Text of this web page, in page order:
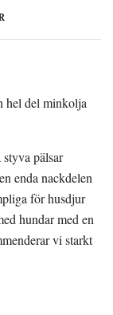
hel del minkolja
pälsar
enda nackdelen
för husdjur
hundar med en
vi starkt